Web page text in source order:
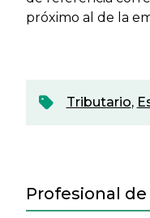
próximo al de la
Tributario,
Profesional